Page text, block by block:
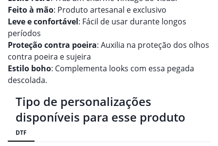
Feito à mão: Produto artesanal e exclusivo
Leve e confortável: Fácil de usar durante longos
períodos
Proteção contra poeira: Auxilia na proteção dos olhos
contra poeira e sujeira
Estilo boho: Complementa looks com essa pegada
descolada.
Tipo de personalizações
disponíveis para esse produto
DTF